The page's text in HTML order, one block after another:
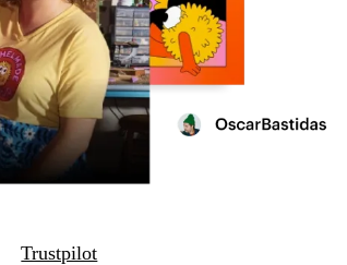
Trustpilot